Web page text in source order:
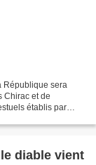
République sera
Chirac et de
établis par
diable vient